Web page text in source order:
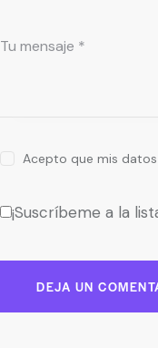
Acepto que mis
¡Suscríbeme a la